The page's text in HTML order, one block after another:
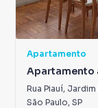
Apartamento
Apartamento
Rua Piauí, Jardim
São Paulo, SP